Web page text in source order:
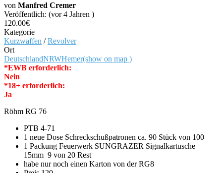
von Manfred Cremer
Veröffentlich: (vor 4 Jahren )
120.00€
Kategorie
Kurzwaffen /Revolver
Ort
DeutschlandNRWHemer(show on map )
*EWB erforderlich:
Nein
*18+ erforderlich:
Ja
Röhm RG 76
PTB 4-71
1 neue Dose Schreckschußpatronen ca. 90 Stück von 100
1 Packung Feuerwerk SUNGRAZER Signalkartusche
15mm 9 von 20 Rest
habe nur noch einen Karton von der RG8